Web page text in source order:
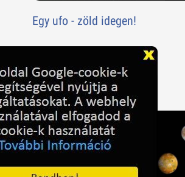
Egy ufo - zöld idegen!